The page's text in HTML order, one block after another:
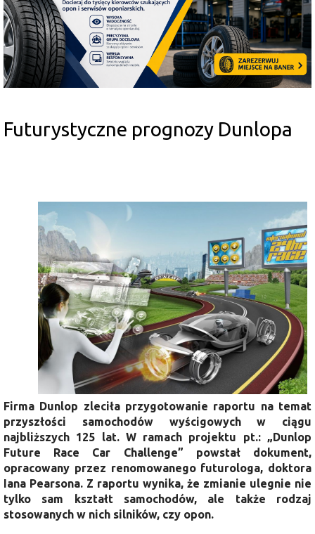
Futurystyczne prognozy Dunlopa
Firma Dunlop zleciła przygotowanie raportu na temat
przyszłości samochodów wyścigowych w ciągu
najbliższych 125 lat. W ramach projektu pt.: „Dunlop
Future Race Car Challenge” powstał dokument,
opracowany przez renomowanego futurologa, doktora
Iana Pearsona. Z raportu wynika, że zmianie ulegnie nie
tylko sam kształt samochodów, ale także rodzaj
stosowanych w nich silników, czy opon.